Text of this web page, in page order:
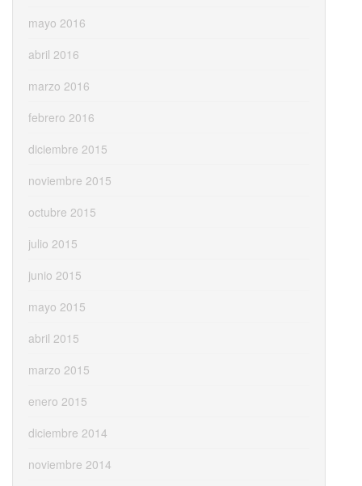
mayo 2016
abril 2016
marzo 2016
febrero 2016
diciembre 2015
noviembre 2015
octubre 2015
julio 2015
junio 2015
mayo 2015
abril 2015
marzo 2015
enero 2015
diciembre 2014
noviembre 2014